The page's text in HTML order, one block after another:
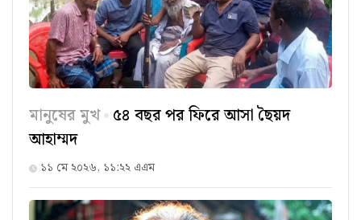
মানুষের মুখ ৫৪ বছর পর ফিরে আসা ছৈয়দ
আহাম্মদ
১১ মে ২০২৬, ১১:২২ এএম